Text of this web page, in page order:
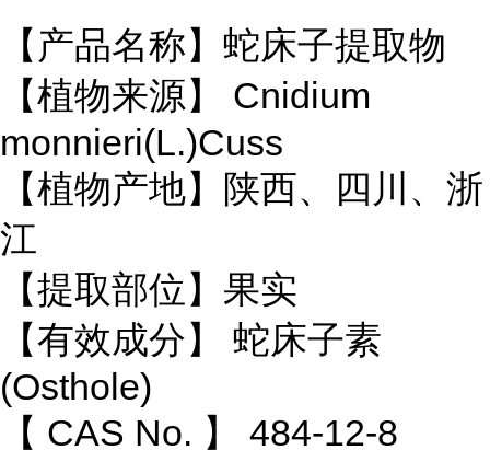
【产品名称】蛇床子提取物
【植物来源】 Cnidium
monnieri(L.)Cuss
【植物产地】陕西、四川、浙
江
【提取部位】果实
【有效成分】 蛇床子素
(Osthole)
【 CAS No. 】 484-12-8